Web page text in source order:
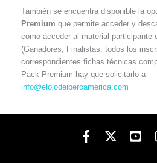
También se encuentra disponible la
Premium que permite acceder y
como acceder al material participante
(Ganadores, Finalistas, todos los
correspondientes fichas técnicas
Pack Premium hay que solicitarlo a
info@elojodeiberoamerica.com